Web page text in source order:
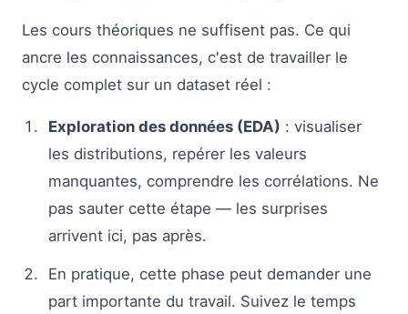
Les cours théoriques ne suffisent pas. Ce qui
ancre les connaissances, c'est de travailler le
cycle complet sur un dataset réel :
Exploration des données (EDA) : visualiser
les distributions, repérer les valeurs
manquantes, comprendre les corrélations. Ne
pas sauter cette étape — les surprises
arrivent ici, pas après.
En pratique, cette phase peut demander une
part importante du travail. Suivez le temps